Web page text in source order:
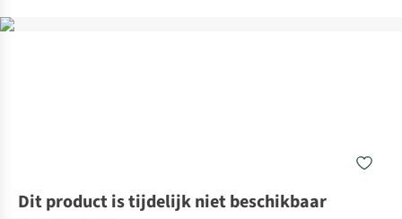
Dit product is tijdelijk niet beschikbaar